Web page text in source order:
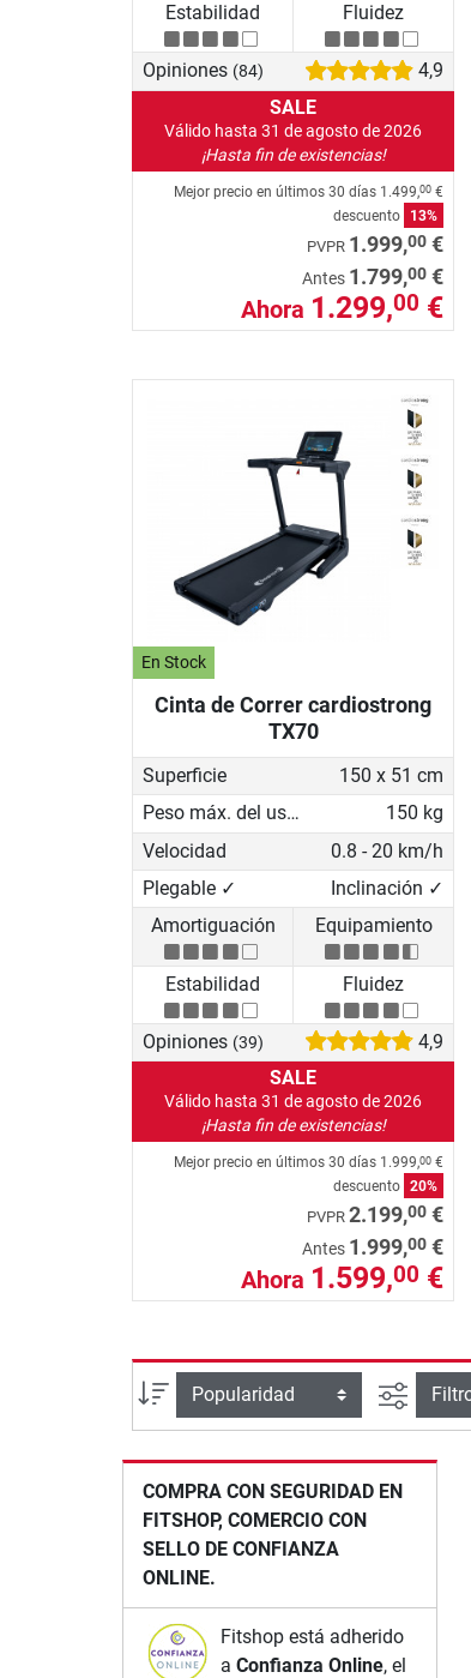
Estabilidad Fluidez
Opiniones (84)
4,9
SALE
Válido hasta 31 de agosto de 2026
¡Hasta fin de existencias!
Mejor precio en últimos 30 días 1.499,00 €
descuento
13%
PVPR 1.999,00 €
Antes 1.799,00 €
Ahora 1.299,00 €
En Stock
Cinta de Correr cardiostrong
TX70
Superficie
150 x 51 cm
Peso máx. del usuario
150 kg
Velocidad
0.8 - 20 km/h
Plegable ✓
Inclinación ✓
Amortiguación
Equipamiento
Estabilidad Fluidez
Opiniones (39)
4,9
SALE
Válido hasta 31 de agosto de 2026
¡Hasta fin de existencias!
Mejor precio en últimos 30 días 1.999,00 €
descuento 20%
PVPR 2.199,00 €
Antes 1.999,00 €
Ahora 1.599,00 €
Ordenar por
COMPRA CON SEGURIDAD EN
FITSHOP, COMERCIO CON
SELLO DE CONFIANZA
ONLINE.
Fitshop está adherido
aConfianza Online, el